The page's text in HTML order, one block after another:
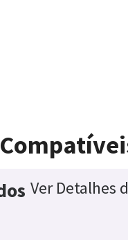
Ver Detalhes